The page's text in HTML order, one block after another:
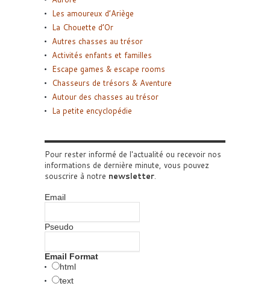
Les amoureux d’Ariège
La Chouette d’Or
Autres chasses au trésor
Activités enfants et familles
Escape games & escape rooms
Chasseurs de trésors & Aventure
Autour des chasses au trésor
La petite encyclopédie
Pour rester informé de l'actualité ou recevoir nos
informations de dernière minute, vous pouvez
souscrire à notre newsletter.
Email
Pseudo
Email Format
html
text